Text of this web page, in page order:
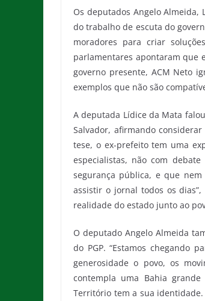
Os deputados Angelo Almeida,
do trabalho de escuta do
moradores para criar
parlamentares apontaram que
governo presente, ACM Neto
exemplos que não são
A deputada Lídice da Mata
Salvador, afirmando
tese, o ex-prefeito tem uma
especialistas, não com
segurança pública, e que
assistir o jornal todos os
realidade do estado junto ao
O deputado Angelo Almeida
do PGP. “Estamos chegando
generosidade o povo, os
contempla uma Bahia
Território tem a sua